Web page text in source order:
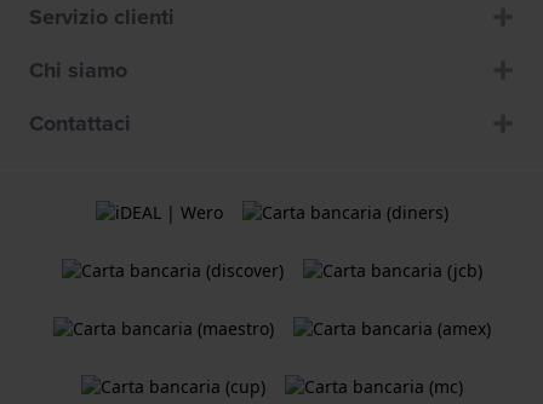
Servizio clienti
Chi siamo
Contattaci